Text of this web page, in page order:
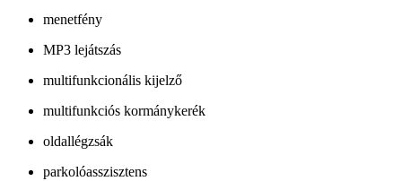
menetfény
MP3 lejátszás
multifunkcionális kijelző
multifunkciós kormánykerék
oldallégzsák
parkolóasszisztens